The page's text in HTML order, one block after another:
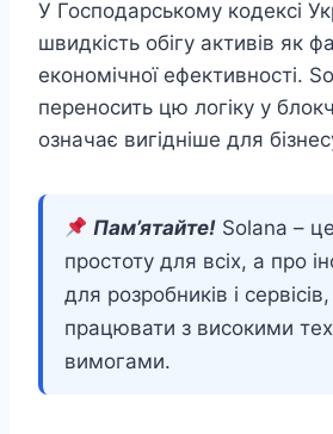
У Господарському кодексі
швидкість обігу активів як
економічної ефективності.
переносить цю логіку у
означає вигідніше для
Пам’ятайте! Solana –
простоту для всіх, а про
для розробників і сервісів,
працювати з високими
вимогами.